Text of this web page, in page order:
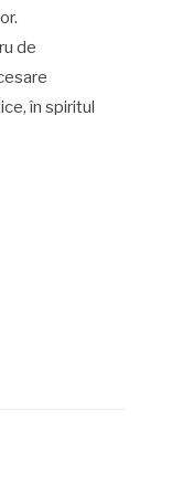
de
în spiritul